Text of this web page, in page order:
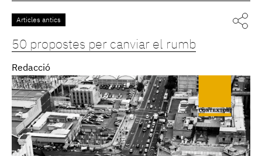
Articles antics
50 propostes per canviar el rumb
Redacció